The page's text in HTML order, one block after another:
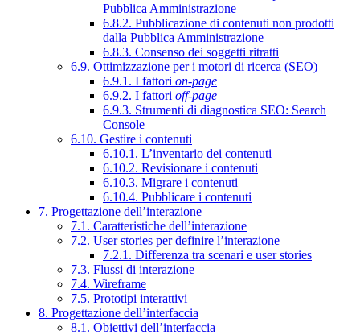
Pubblica Amministrazione
6.8.2. Pubblicazione di contenuti non prodotti
dalla Pubblica Amministrazione
6.8.3. Consenso dei soggetti ritratti
6.9. Ottimizzazione per i motori di ricerca (SEO)
6.9.1. I fattori on-page
6.9.2. I fattori off-page
6.9.3. Strumenti di diagnostica SEO: Search
Console
6.10. Gestire i contenuti
6.10.1. L’inventario dei contenuti
6.10.2. Revisionare i contenuti
6.10.3. Migrare i contenuti
6.10.4. Pubblicare i contenuti
7. Progettazione dell’interazione
7.1. Caratteristiche dell’interazione
7.2. User stories per definire l’interazione
7.2.1. Differenza tra scenari e user stories
7.3. Flussi di interazione
7.4. Wireframe
7.5. Prototipi interattivi
8. Progettazione dell’interfaccia
8.1. Obiettivi dell’interfaccia